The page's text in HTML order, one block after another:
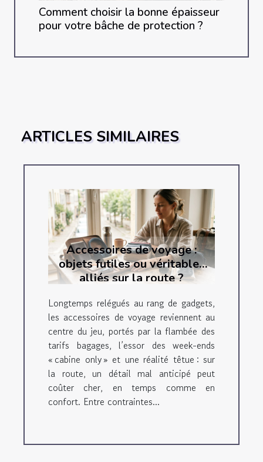
Comment choisir la bonne épaisseur
pour votre bâche de protection ?
ARTICLES SIMILAIRES
Accessoires de voyage :
objets futiles ou véritables
alliés sur la route ?
Longtemps relégués au rang de gadgets,
les accessoires de voyage reviennent au
centre du jeu, portés par la flambée des
tarifs bagages, l’essor des week-ends
« cabine only » et une réalité têtue : sur
la route, un détail mal anticipé peut
coûter cher, en temps comme en
confort. Entre contraintes...